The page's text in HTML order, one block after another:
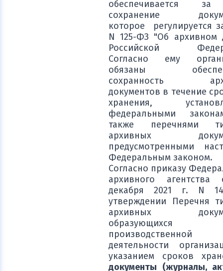
обеспечивается
сохранение
которое регулируется
N 125-ФЗ "Об архивном
Российской
Согласно ему
обязаны
сохранность
документов в течение
хранения,
федеральными
также перечнями
архивных
предусмотренными
Федеральным законом.
Согласно приказу
архивного
декабря 2021 г. N
утверждении Перечня
архивных
производственной
деятельности
указанием сроков
документы (журналы,